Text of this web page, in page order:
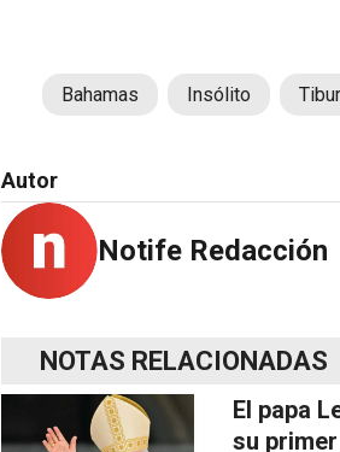
Bahamas Insólito
Autor
Notife Redacción
NOTAS RELACIONADAS
El papa
su